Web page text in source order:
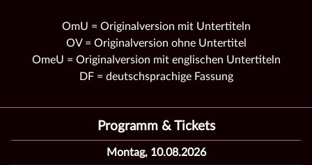
OmU = Originalversion mit Untertiteln
OV = Originalversion ohne Untertitel
OmeU = Originalversion mit englischen Untertiteln
DF = deutschsprachige Fassung
Programm & Tickets
Montag, 10.08.2026